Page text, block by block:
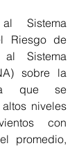
Sistema
Riesgo de
al Sistema
sobre la
que se
niveles
con
promedio,